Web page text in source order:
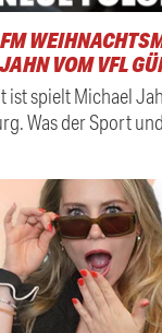
VOM VFL
ist spielt Michael
Was der Sport